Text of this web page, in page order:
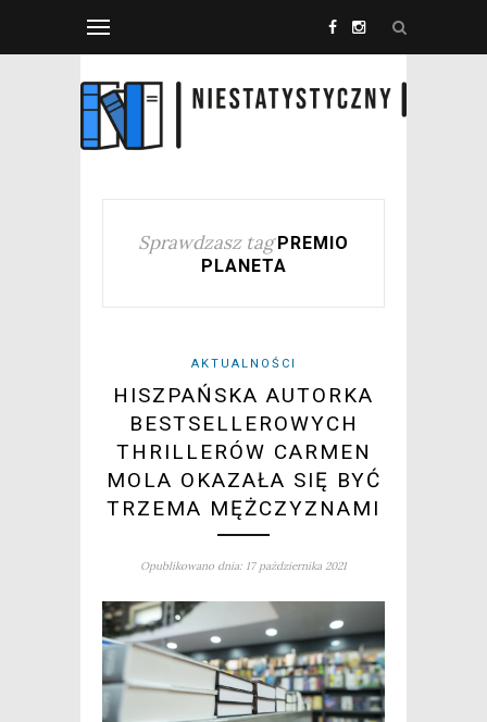
Sprawdzasz tag PREMIO
PLANETA
AKTUALNOŚCI
HISZPAŃSKA AUTORKA
BESTSELLEROWYCH
THRILLERÓW CARMEN
MOLA OKAZAŁA SIĘ BYĆ
TRZEMA MĘŻCZYZNAMI
Opublikowano dnia: 17 października 2021